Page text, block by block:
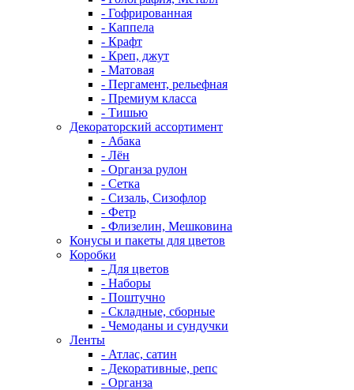
- Гофрированная
- Каппела
- Крафт
- Креп, джут
- Матовая
- Пергамент, рельефная
- Премиум класса
- Тишью
Декораторский ассортимент
- Абака
- Лён
- Органза рулон
- Сетка
- Сизаль, Сизофлор
- Фетр
- Флизелин, Мешковина
Конусы и пакеты для цветов
Коробки
- Для цветов
- Наборы
- Поштучно
- Складные, сборные
- Чемоданы и сундучки
Ленты
- Атлас, сатин
- Декоративные, репс
- Органза